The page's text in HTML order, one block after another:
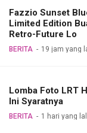
Fazzio Sunset
Limited Edition
Retro-Future Lo
BERITA 19 jam yang
Lomba Foto LRT
Ini Syaratnya
BERITA 1 hari yang